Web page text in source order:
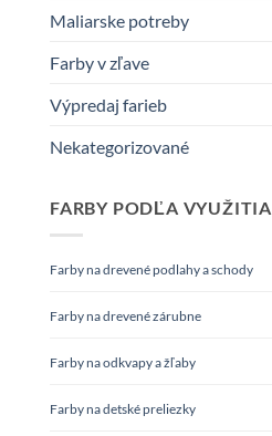
Maliarske potreby
Farby v zľave
Výpredaj farieb
Nekategorizované
FARBY PODĽA VYUŽITIA
Farby na drevené podlahy a schody
Farby na drevené zárubne
Farby na odkvapy a žľaby
Farby na detské preliezky